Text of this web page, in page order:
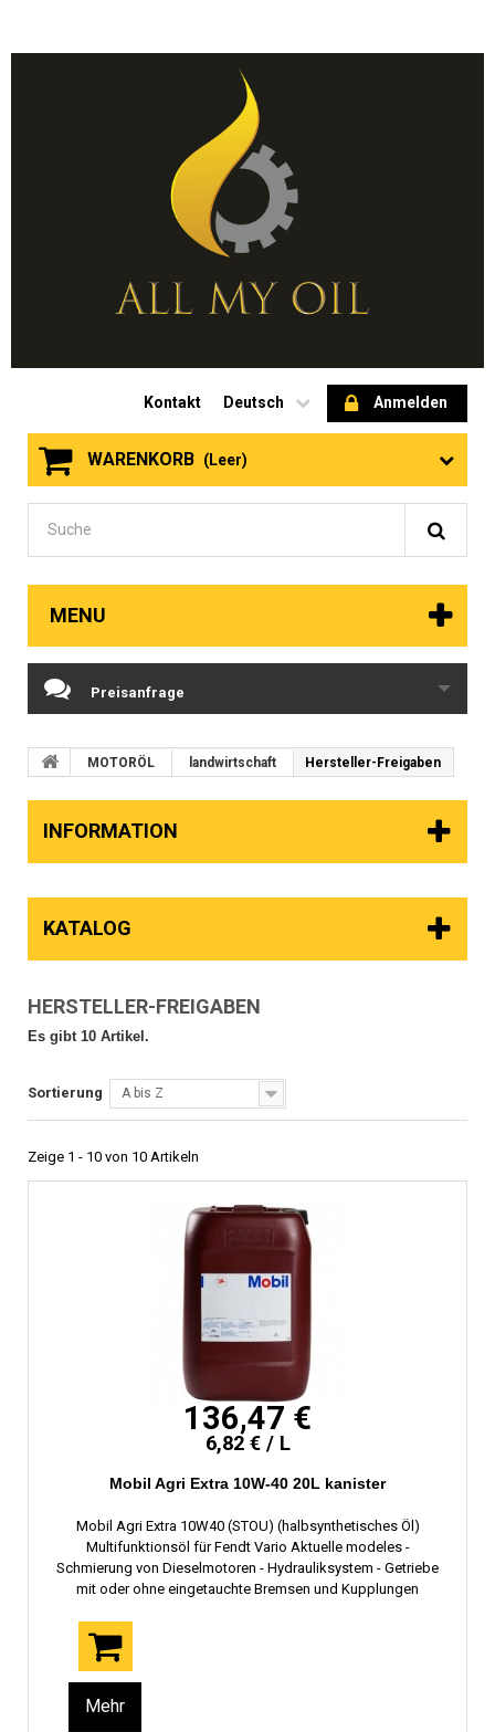
Anmelden
Deutsch
Kontakt
WARENKORB (Leer)
MENU
Preisanfrage
MOTORÖL landwirtschaft Hersteller-Freigaben
INFORMATION
KATALOG
HERSTELLER-FREIGABEN
Es gibt 10 Artikel.
Sortierung A bis Z
Zeige 1 - 10 von 10 Artikeln
136,47 €
6,82 € / L
Mobil Agri Extra 10W-40 20L kanister
Mobil Agri Extra 10W40 (STOU) (halbsynthetisches Öl)
Multifunktionsöl für Fendt Vario Aktuelle modeles -
Schmierung von Dieselmotoren - Hydrauliksystem - Getriebe
mit oder ohne eingetauchte Bremsen und Kupplungen
Mehr